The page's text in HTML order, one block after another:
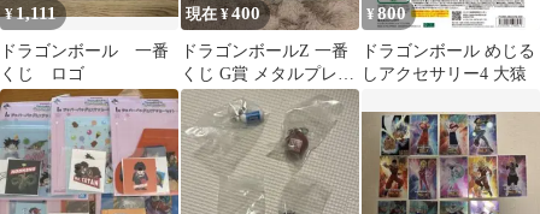
¥1,111
ドラゴンボール 一番
くじ ロゴ
現在 ¥400
ドラゴンボールZ 一番
くじ G賞 メタルプレー
ト セット
¥ 800
ドラゴンボール めじる
しアクセサリー4 大猿